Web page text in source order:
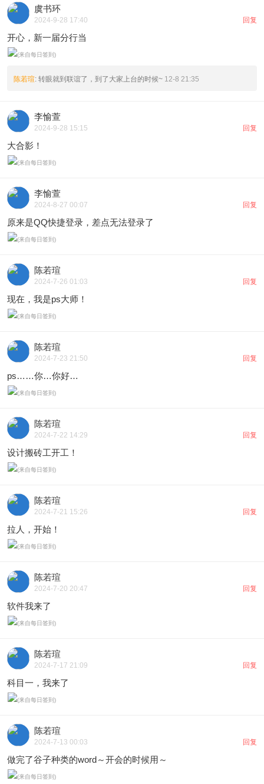
虞书环
2024-9-28 17:40 回复
开心，新一届分行当
陈若瑄: 转眼就到联谊了，到了大家上台的时候~ 12-8 21:35
李愉萱
2024-9-28 15:15 回复
大合影！
李愉萱
2024-8-27 00:07 回复
原来是QQ快捷登录，差点无法登录了
陈若瑄
2024-7-26 01:03 回复
现在，我是ps大师！
陈若瑄
2024-7-23 21:50 回复
ps……你…你好…
陈若瑄
2024-7-22 14:29 回复
设计搬砖工开工！
陈若瑄
2024-7-21 15:26 回复
拉人，开始！
陈若瑄
2024-7-20 20:47 回复
软件我来了
陈若瑄
2024-7-17 21:09 回复
科目一，我来了
陈若瑄
2024-7-13 00:03 回复
做完了谷子种类的word～开会的时候用～